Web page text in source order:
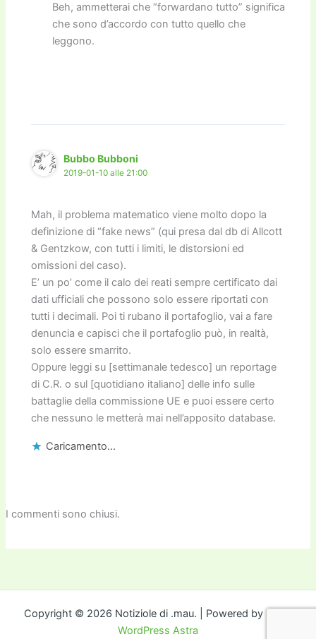
Beh, ammetterai che “forwardano tutto” significa
che sono d’accordo con tutto quello che
leggono.
Bubbo Bubboni
2019-01-10 alle 21:00
Mah, il problema matematico viene molto dopo la
definizione di “fake news” (qui presa dal db di Allcott
& Gentzkow, con tutti i limiti, le distorsioni ed
omissioni del caso).
E’ un po’ come il calo dei reati sempre certificato dai
dati ufficiali che possono solo essere riportati con
tutti i decimali. Poi ti rubano il portafoglio, vai a fare
denuncia e capisci che il portafoglio può, in realtà,
solo essere smarrito.
Oppure leggi su [settimanale tedesco] un reportage
di C.R. o sul [quotidiano italiano] delle info sulle
battaglie della commissione UE e puoi essere certo
che nessuno le metterà mai nell’apposito database.
Caricamento...
I commenti sono chiusi.
Copyright © 2026 Notiziole di .mau. | Powered by Tema
WordPress Astra